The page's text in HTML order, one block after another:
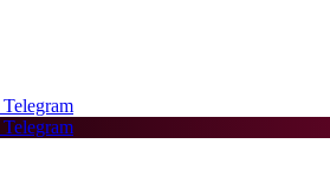
Telegram
Telegram